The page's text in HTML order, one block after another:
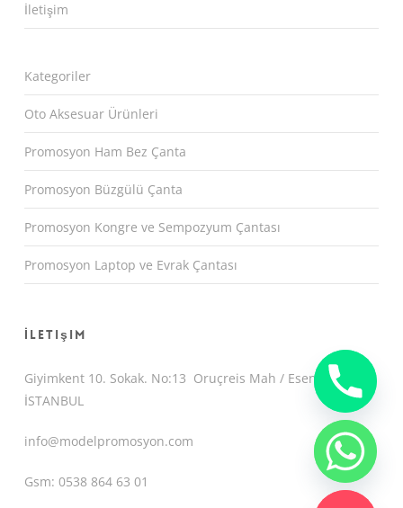
İletişim
Kategoriler
Oto Aksesuar Ürünleri
Promosyon Ham Bez Çanta
Promosyon Büzgülü Çanta
Promosyon Kongre ve Sempozyum Çantası
Promosyon Laptop ve Evrak Çantası
İletişim
Giyimkent 10. Sokak. No:13 Oruçreis Mah / Esenler /
İSTANBUL
info@modelpromosyon.com
Gsm: 0538 864 63 01